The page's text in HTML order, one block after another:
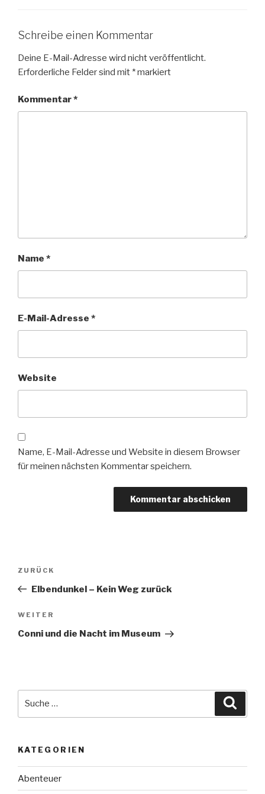
Schreibe einen Kommentar
Deine E-Mail-Adresse wird nicht veröffentlicht.
Erforderliche Felder sind mit *markiert
Kommentar*
Name *
E-Mail-Adresse *
Website
Name, E-Mail-Adresse und Website in diesem Browser
für meinen nächsten Kommentar speichern.
Beitragsnavigation
Vorheriger
Beitrag
ZURÜCK
Elbendunkel – Kein Weg zurück
Nächster
Beitrag
WEITER
Conni und die Nacht im Museum
KATEGORIEN
Abenteuer